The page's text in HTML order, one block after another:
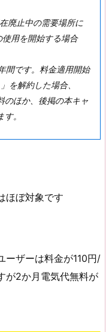
廃止中の需要場所に
用を開始する場合
間です。料金適用開始
を解約した場合、
のほか、後掲の本キャ
。
ほぼ対象です
ーザーは料金が110円/
が2か月電気代無料が